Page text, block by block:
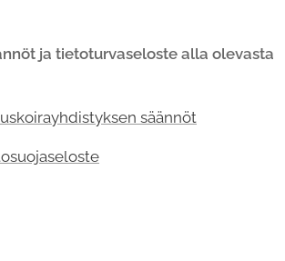
ja tietoturvaseloste alla olevasta
säännöt